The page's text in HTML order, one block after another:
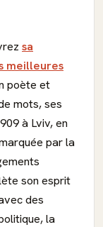
sa
meilleures
poète et
mots, ses
à Lviv, en
par la
son esprit
des
la